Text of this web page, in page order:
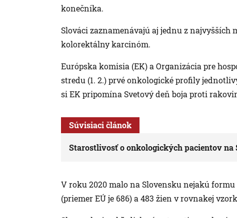
konečníka.
Slováci zaznamenávajú aj jednu z
kolorektálny karcinóm.
Európska komisia (EK) a Organizácia pre
stredu (1. 2.) prvé onkologické profily
si EK pripomína Svetový deň boja proti
Súvisiaci článok
Starostlivosť o onkologických pacientov na
V roku 2020 malo na Slovensku nejakú
(priemer EÚ je 686) a 483 žien v rovnakej